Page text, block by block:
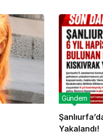
Yakalandı!
Gündem